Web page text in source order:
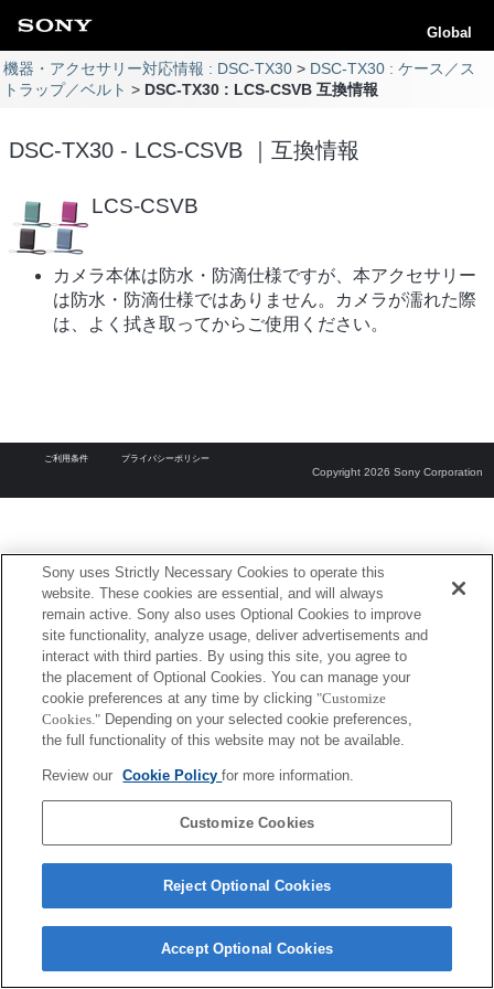
Global
機器・アクセサリー対応情報 : DSC-TX30
DSC-TX30 : ケース／ス
トラップ／ベルト
DSC-TX30 : LCS-CSVB 互換情報
DSC-TX30 - LCS-CSVB ｜互換情報
LCS-CSVB
カメラ本体は防水・防滴仕様ですが、本アクセサリー
は防水・防滴仕様ではありません。カメラが濡れた際
は、よく拭き取ってからご使用ください。
ご利用条件 プライバシーポリシー
Copyright 2026 Sony Corporation
Sony uses Strictly Necessary Cookies to operate this
website. These cookies are essential, and will always
remain active. Sony also uses Optional Cookies to improve
site functionality, analyze usage, deliver advertisements and
interact with third parties. By using this site, you agree to
the placement of Optional Cookies. You can manage your
cookie preferences at any time by clicking "Customize
Cookies." Depending on your selected cookie preferences,
the full functionality of this website may not be available.
Review our Cookie Policyfor more information.
Customize Cookies
Reject Optional Cookies
Accept Optional Cookies